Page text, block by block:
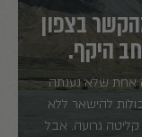
מהקשר בצפון
היקף.
אחת שלא נענתה
להישאר ללא
גרועה. אבל